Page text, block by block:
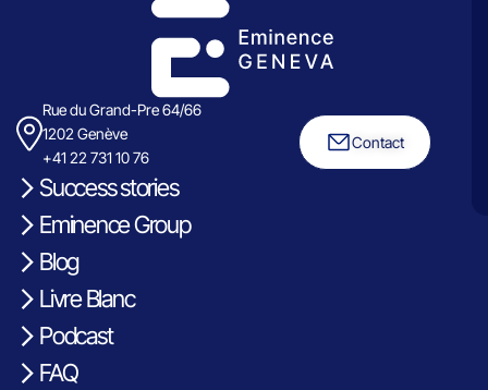
Rue du Grand-Pre 64/66
1202 Genève
+41 22 731 10 76
Contact
Success stories
Eminence Group
Blog
Livre Blanc
Podcast
FAQ